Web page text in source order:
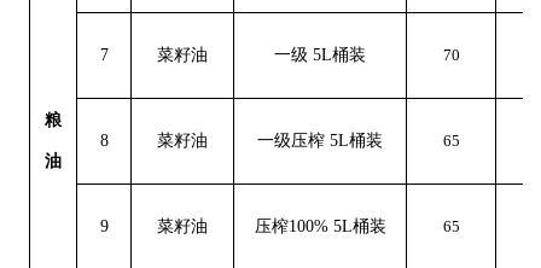
粮
油
7 菜籽油 一级 5L桶装 70
8 菜籽油 一级压榨 5L桶装 65
9 菜籽油 压榨100% 5L桶装 65